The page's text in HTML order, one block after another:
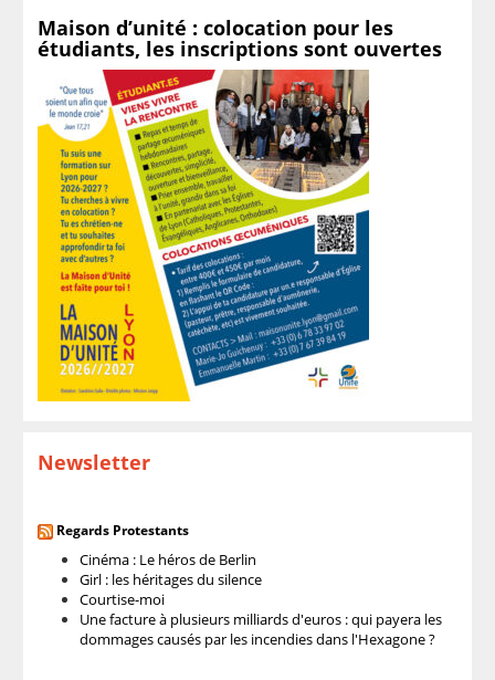
Maison d’unité : colocation pour les
étudiants, les inscriptions sont ouvertes
Newsletter
Regards Protestants
Cinéma : Le héros de Berlin
Girl : les héritages du silence
Courtise-moi
Une facture à plusieurs milliards d'euros : qui payera les
dommages causés par les incendies dans l'Hexagone ?